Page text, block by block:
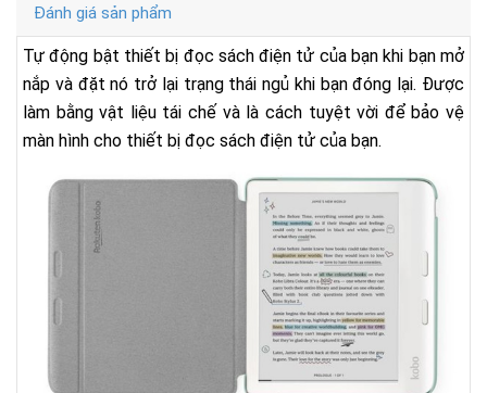
Đánh giá sản phẩm
Tự động bật thiết bị đọc sách điện tử của bạn khi bạn mở
nắp và đặt nó trở lại trạng thái ngủ khi bạn đóng lại. Được
làm bằng vật liệu tái chế và là cách tuyệt vời để bảo vệ
màn hình cho thiết bị đọc sách điện tử của bạn.